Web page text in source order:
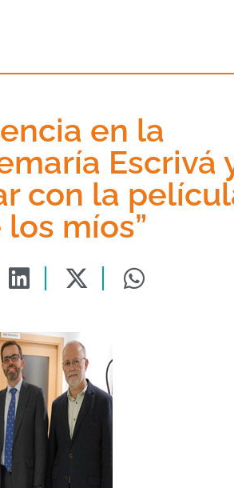
en la
Escrivá
con la
míos”